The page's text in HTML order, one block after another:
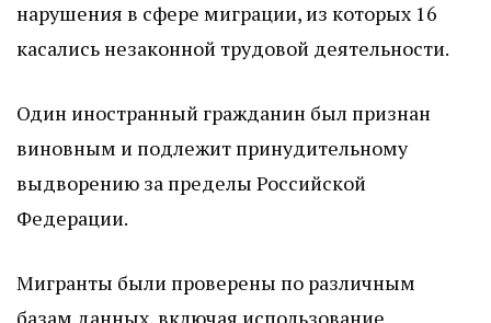
нарушения в сфере миграции, из которых 16
касались незаконной трудовой деятельности.
Один иностранный гражданин был признан
виновным и подлежит принудительному
выдворению за пределы Российской
Федерации.
Мигранты были проверены по различным